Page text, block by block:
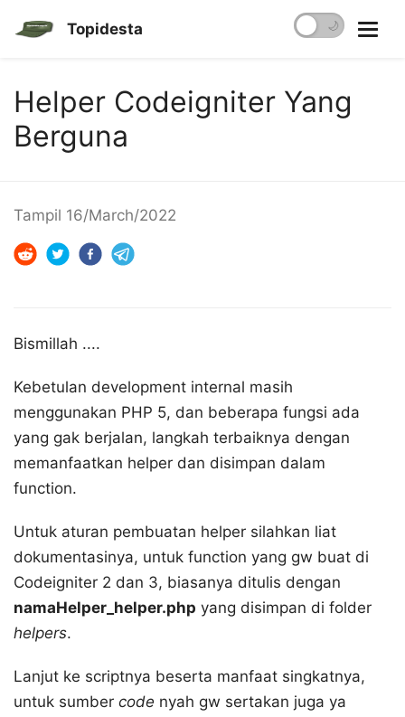
Topidesta 🌙
Helper Codeigniter Yang
Berguna
Tampil 16/March/2022
Bismillah ....
Kebetulan development internal masih
menggunakan PHP 5, dan beberapa fungsi ada
yang gak berjalan, langkah terbaiknya dengan
memanfaatkan helper dan disimpan dalam
function.
Untuk aturan pembuatan helper silahkan liat
dokumentasinya, untuk function yang gw buat di
Codeigniter 2 dan 3, biasanya ditulis dengan
namaHelper_helper.php yang disimpan di folder
helpers.
Lanjut ke scriptnya beserta manfaat singkatnya,
untuk sumber code nyah gw sertakan juga ya